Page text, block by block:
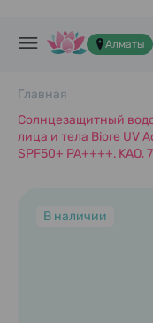
Алматы
Главная
Солнцезащитный
лица и тела Biore UV
SPF50+ PA++++, KAO,
В наличии